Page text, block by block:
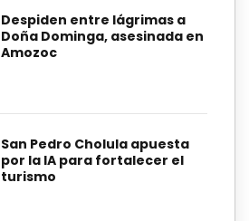
Despiden entre lágrimas a
Doña Dominga, asesinada en
Amozoc
San Pedro Cholula apuesta
por la IA para fortalecer el
turismo